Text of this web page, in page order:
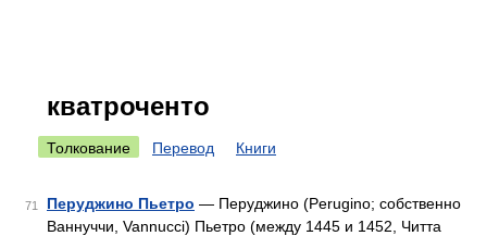
кватроченто
Толкование Перевод Книги
71 Перуджино Пьетро — Перуджино (Perugino; собственно
Ваннуччи, Vannucci) Пьетро (между 1445 и 1452, Читта